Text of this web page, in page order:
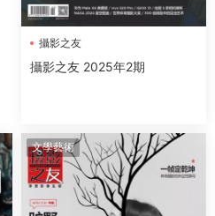
攝影之友
攝影之友 2025年2期
文學藝術